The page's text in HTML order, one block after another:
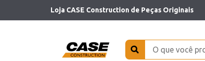
Loja CASE Construction de Peças Originais